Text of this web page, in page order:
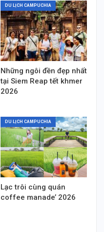
DU LỊCH CAMPUCHIA
Những ngôi đền đẹp nhất
tại Siem Reap tết khmer
2026
DU LỊCH CAMPUCHIA
Lạc trôi cùng quán
coffee manade’ 2026